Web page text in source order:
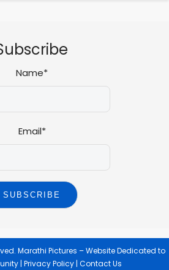
Name*
Email*
Marathi Pictures – Website Dedicated to
| Privacy Policy| Contact Us